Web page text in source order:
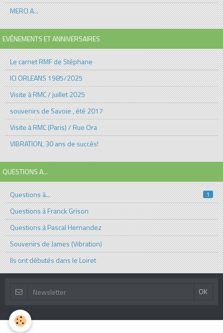
MERCI A...
EVÉNEMENTS ET ANNIVERSAIRES
Le carnet RMF de Stéphane
ICI ORLEANS 1985/2025
Visite à RMC / juillet 2025
souvenirs de Savoie , été 2017
Visite à RMC (Paris) / Rue Ora
VIBRATION, 30 ans de succés!
QUESTIONS A...
Questions à... 1
Questions à Franck Grison
Questions à Pascal Hernandez
Souvenirs de James (Vibration)
Ils ont débutés dans le Loiret